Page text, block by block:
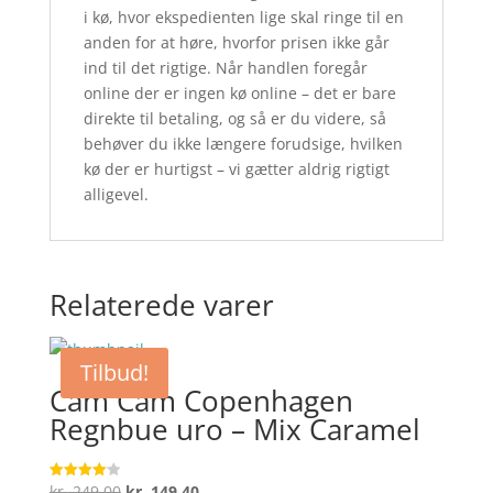
i kø, hvor ekspedienten lige skal ringe til en
anden for at høre, hvorfor prisen ikke går
ind til det rigtige. Når handlen foregår
online der er ingen kø online – det er bare
direkte til betaling, og så er du videre, så
behøver du ikke længere forudsige, hvilken
kø der er hurtigst – vi gætter aldrig rigtigt
alligevel.
Relaterede varer
Tilbud!
Cam Cam Copenhagen
Regnbue uro – Mix Caramel
Vurderet